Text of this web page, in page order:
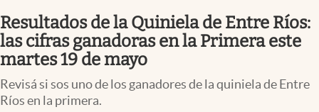
Columnistas
Otras secciones
Infotechnology
Resultados de la Quiniela de Entre Ríos:
las cifras ganadoras en la Primera este
martes 19 de mayo
Revisá si sos uno de los ganadores de la quiniela de Entre
Ríos en la primera.